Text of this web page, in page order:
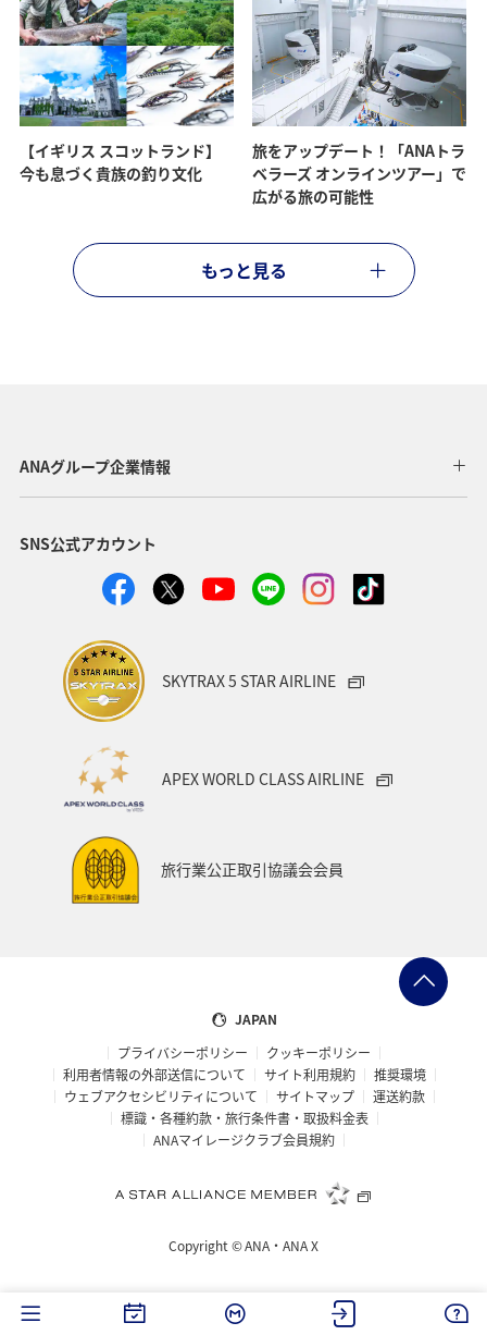
【イギリス スコットランド】
今も息づく貴族の釣り文化
旅をアップデート！「ANAトラ
ベラーズ オンラインツアー」で
広がる旅の可能性
もっと見る
ANAグループ企業情報
SNS公式アカウント
SKYTRAX 5 STAR AIRLINE
APEX WORLD CLASS AIRLINE
旅行業公正取引協議会会員
JAPAN
プライバシーポリシー
クッキーポリシー
利用者情報の外部送信について
サイト利用規約
推奨環境
ウェブアクセシビリティについて
サイトマップ
運送約款
標識・各種約款・旅行条件書・取扱料金表
ANAマイレージクラブ会員規約
Copyright ©ANA・ANA X